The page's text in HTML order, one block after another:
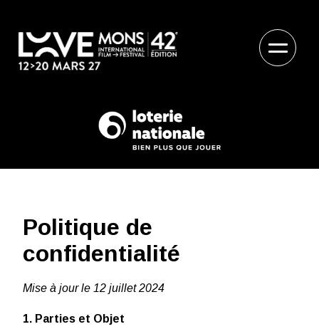
Politique de
confidentialité
Mise à jour le 12 juillet 2024
1. Parties et Objet